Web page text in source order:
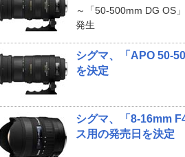
～「50-500mm DG OS
発生
シグマ、「APO 50-
を決定
シグマ、「8-16mm
ス用の発売日を決定